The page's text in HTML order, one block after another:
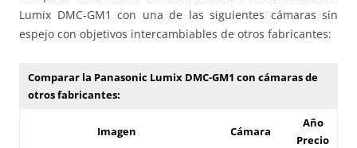
Lumix DMC-GM1 con una de las siguientes cámaras sin
espejo con objetivos intercambiables de otros fabricantes:
Comparar la Panasonic Lumix DMC-GM1 con cámaras de
otros fabricantes:
Imagen Cámara
Año
Precio